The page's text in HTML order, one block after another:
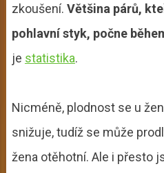
zkoušení. Většina párů,
pohlavní styk, počne
je statistika.
Nicméně, plodnost se u
snižuje, tudíž se může
žena otěhotní. Ale i přesto